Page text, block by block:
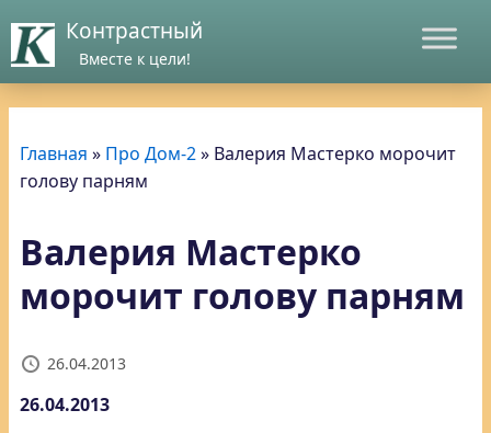
Контрастный
Вместе к цели!
Главная » Про Дом-2» Валерия Мастерко морочит
голову парням
Валерия Мастерко
морочит голову парням
26.04.2013
26.04.2013